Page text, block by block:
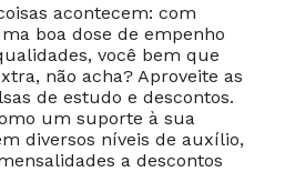
acontecem: com
boa dose de empenho
você bem que
não acha? Aproveite as
de estudo e descontos.
um suporte à sua
diversos níveis de auxílio,
a descontos